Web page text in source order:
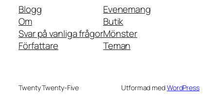
Blogg
Om
Svar på vanliga frågor
Författare
Evenemang
Butik
Mönster
Teman
Twenty Twenty-Five Utformad medWordPress